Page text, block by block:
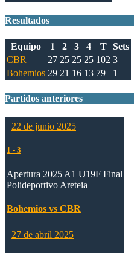
Resultados
Equipo 1 2 3 4 T
Sets
CBR
27 25 25 25 102 3
Bohemios 29 21 16 13 79 1
Partidos anteriores
22 de junio 2025
1 - 3
Apertura 2025 A1 U19F Final
Polideportivo Areteia
Bohemios vs CBR
27 de abril 2025